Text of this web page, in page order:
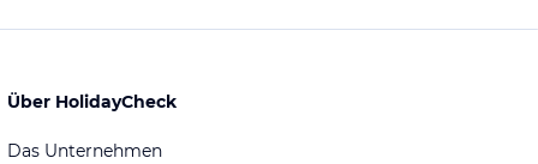
Über HolidayCheck
Das Unternehmen